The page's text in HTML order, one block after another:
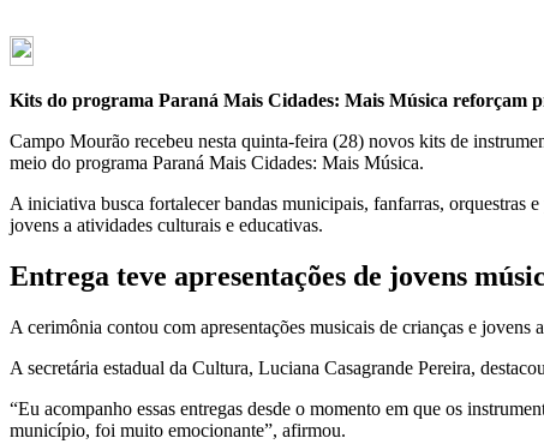
Kits do programa Paraná Mais Cidades: Mais Música reforçam
Campo Mourão recebeu nesta quinta-feira (28) novos kits de
meio do programa Paraná Mais Cidades: Mais Música.
A iniciativa busca fortalecer bandas municipais, fanfarras, orquestras
jovens a atividades culturais e educativas.
Entrega teve apresentações de jovens
A cerimônia contou com apresentações musicais de crianças e
A secretária estadual da Cultura, Luciana Casagrande Pereira,
“Eu acompanho essas entregas desde o momento em que os
município, foi muito emocionante”, afirmou.